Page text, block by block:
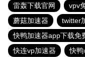
雷轰下载官网
vpv
蘑菇加速器
twitter
快鸭加速器app下载免
快连vp加速器
快鸭